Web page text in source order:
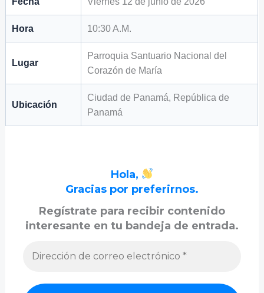
Hora 10:30 A.M.
Lugar
Parroquia Santuario Nacional del
Corazón de María
Ubicación
Ciudad de Panamá, República de
Panamá
Hola,
Gracias por preferirnos.
Regístrate para recibir contenido
interesante en tu bandeja de entrada.